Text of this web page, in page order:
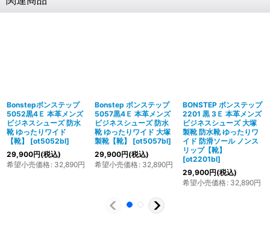
Bonstepボンステップ
5052黒4Ｅ 本革メンズ
ビジネスシューズ 防水
靴 ゆったりワイド
【靴】
[ot5052bl]
29,900円(税込)
希望小売価格: 32,890円
Bonstep ボンステップ
5057黒4Ｅ 本革メンズ
ビジネスシューズ 防水
靴 ゆったりワイド 大塚
製靴【靴】
[ot5057bl]
29,900円(税込)
希望小売価格: 32,890円
BONSTEP ボンステップ
2201 黒 3Ｅ 本革メンズ
ビジネスシューズ 大塚
製靴 防水靴 ゆったりワ
イド 防滑ソール ノンス
リップ【靴】
[ot2201bl]
29,900円(税込)
希望小売価格: 32,890円